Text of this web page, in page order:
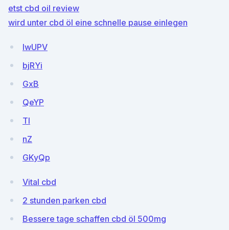
etst cbd oil review
wird unter cbd öl eine schnelle pause einlegen
lwUPV
bjRYi
GxB
QeYP
TI
nZ
GKyQp
Vital cbd
2 stunden parken cbd
Bessere tage schaffen cbd öl 500mg